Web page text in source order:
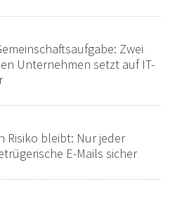
Zwei
Unternehmen setzt auf IT-
Risiko bleibt: Nur jeder
E-Mails sicher